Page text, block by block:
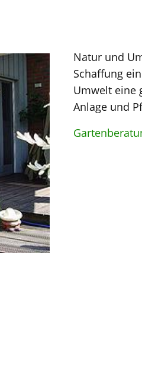
Natur und
Schaffung
Umwelt eine
Anlage und